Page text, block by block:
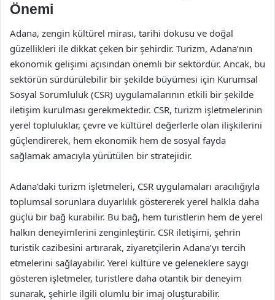
Önemi
Adana, zengin kültürel mirası, tarihi dokusu ve doğal
güzellikleri ile dikkat çeken bir şehirdir. Turizm, Adana’nın
ekonomik gelişimi açısından önemli bir sektördür. Ancak, bu
sektörün sürdürülebilir bir şekilde büyümesi için Kurumsal
Sosyal Sorumluluk (CSR) uygulamalarının etkili bir şekilde
iletişim kurulması gerekmektedir. CSR, turizm işletmelerinin
yerel topluluklar, çevre ve kültürel değerlerle olan ilişkilerini
güçlendirerek, hem ekonomik hem de sosyal fayda
sağlamak amacıyla yürütülen bir stratejidir.
Adana’daki turizm işletmeleri, CSR uygulamaları aracılığıyla
toplumsal sorunlara duyarlılık göstererek yerel halkla daha
güçlü bir bağ kurabilir. Bu bağ, hem turistlerin hem de yerel
halkın deneyimlerini zenginleştirir. CSR iletişimi, şehrin
turistik cazibesini artırarak, ziyaretçilerin Adana’yı tercih
etmelerini sağlayabilir. Yerel kültüre ve geleneklere saygı
gösteren işletmeler, turistlere daha otantik bir deneyim
sunarak, şehirle ilgili olumlu bir imaj oluşturabilir.